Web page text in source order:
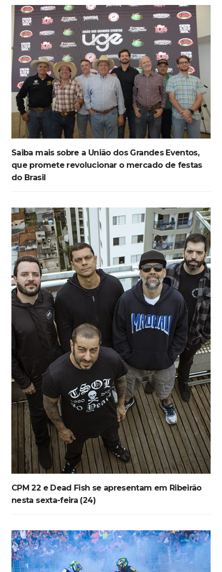
Saiba mais sobre a União dos Grandes Eventos,
que promete revolucionar o mercado de festas
do Brasil
CPM 22 e Dead Fish se apresentam em Ribeirão
nesta sexta-feira (24)